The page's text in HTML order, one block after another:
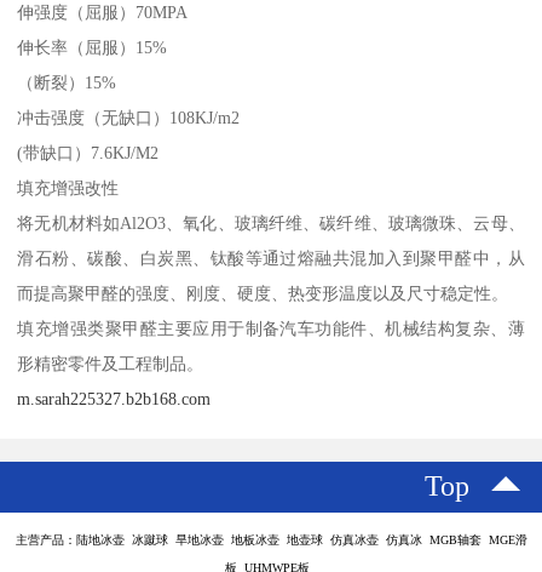
伸强度（屈服）70MPA
伸长率（屈服）15%
（断裂）15%
冲击强度（无缺口）108KJ/m2
(带缺口）7.6KJ/M2
填充增强改性
将无机材料如Al2O3、氧化、玻璃纤维、碳纤维、玻璃微珠、云母、
滑石粉、碳酸、白炭黑、钛酸等通过熔融共混加入到聚甲醛中，从
而提高聚甲醛的强度、刚度、硬度、热变形温度以及尺寸稳定性。
填充增强类聚甲醛主要应用于制备汽车功能件、机械结构复杂、薄
形精密零件及工程制品。
m.sarah225327.b2b168.com
Top
主营产品：陆地冰壶 冰蹴球 旱地冰壶 地板冰壶 地壶球 仿真冰壶 仿真冰 MGB轴套 MGE滑
板 UHMWPE板